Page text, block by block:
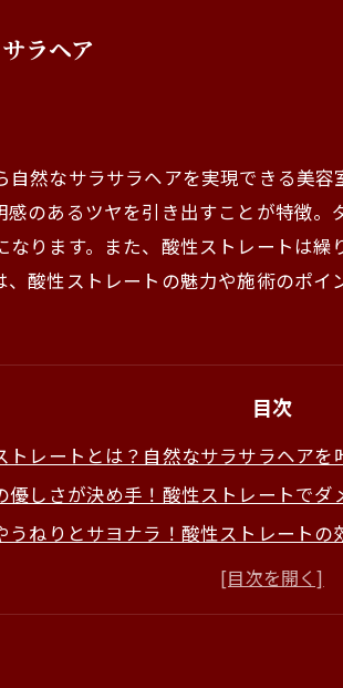
ラヘア
然なサラサラヘアを実現できる美
のあるツヤを引き出すことが特徴
ります。また、酸性ストレートは
酸性ストレートの魅力や施術のポ
目次
トレートとは？自然なサラサラヘアを
優しさが決め手！酸性ストレートでダ
うねりとサヨナラ！酸性ストレートの
しでも安心！酸性ストレートで長持ち
トレートで毎日のスタイリングが楽